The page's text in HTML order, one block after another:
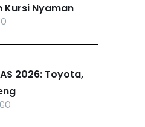
Kursi Nyaman
2026: Toyota,